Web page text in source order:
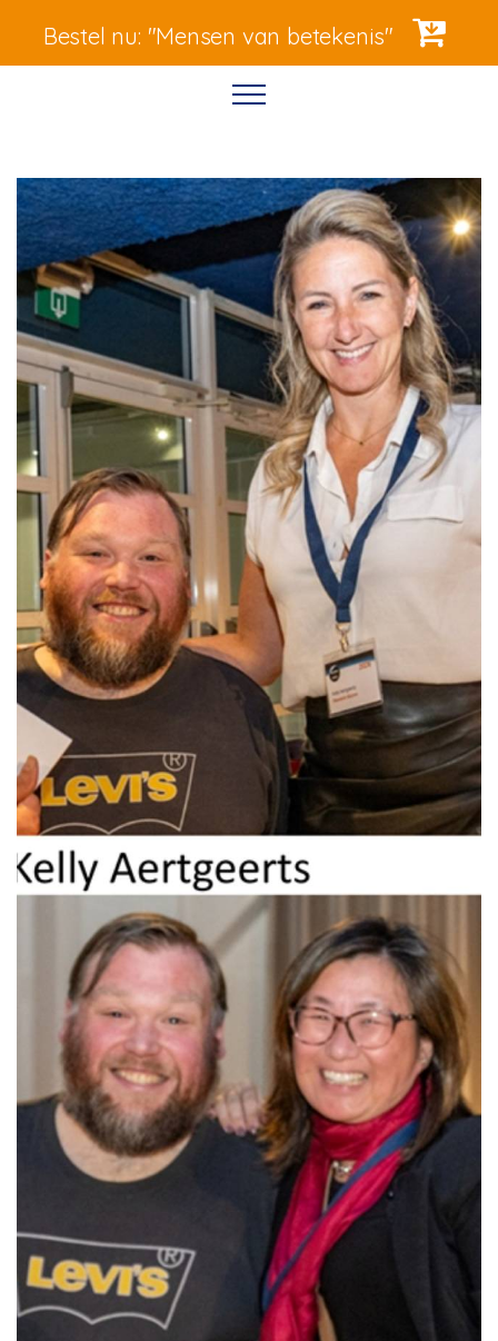
Bestel nu: "Mensen van betekenis"